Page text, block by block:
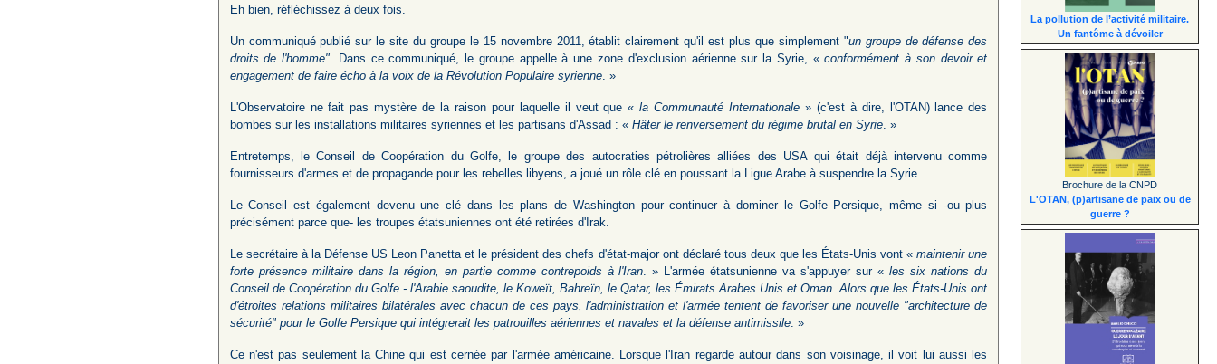
Eh bien, réfléchissez à deux fois.
Un communiqué publié sur le site du groupe le 15 novembre 2011, établit clairement qu'il est plus que simplement "un groupe de défense des
droits de l'homme". Dans ce communiqué, le groupe appelle à une zone d'exclusion aérienne sur la Syrie, «conformément à son devoir et
engagement de faire écho à la voix de la Révolution Populaire syrienne. »
L'Observatoire ne fait pas mystère de la raison pour laquelle il veut que « la Communauté Internationale » (c'est à dire, l'OTAN) lance des
bombes sur les installations militaires syriennes et les partisans d'Assad : « Hâter le renversement du régime brutal en Syrie. »
Entretemps, le Conseil de Coopération du Golfe, le groupe des autocraties pétrolières alliées des USA qui était déjà intervenu comme
fournisseurs d'armes et de propagande pour les rebelles libyens, a joué un rôle clé en poussant la Ligue Arabe à suspendre la Syrie.
Le Conseil est également devenu une clé dans les plans de Washington pour continuer à dominer le Golfe Persique, même si -ou plus
précisément parce que- les troupes étatsuniennes ont été retirées d'Irak.
Le secrétaire à la Défense US Leon Panetta et le président des chefs d'état-major ont déclaré tous deux que les États-Unis vont «maintenir une
forte présence militaire dans la région, en partie comme contrepoids à l'Iran. » L'armée étatsunienne va s'appuyer sur «les six nations du
Conseil de Coopération du Golfe - l'Arabie saoudite, le Koweït, Bahreïn, le Qatar, les Émirats Arabes Unis et Oman. Alors que les États-Unis ont
d'étroites relations militaires bilatérales avec chacun de ces pays, l'administration et l'armée tentent de favoriser une nouvelle "architecture de
sécurité" pour le Golfe Persique qui intégrerait les patrouilles aériennes et navales et la défense antimissile. »
Ce n'est pas seulement la Chine qui est cernée par l'armée américaine. Lorsque l'Iran regarde autour dans son voisinage, il voit lui aussi les
La pollution de l’activité militaire.
Un fantôme à dévoiler
Brochure de la CNPD
L'OTAN, (p)artisane de paix ou de
guerre ?